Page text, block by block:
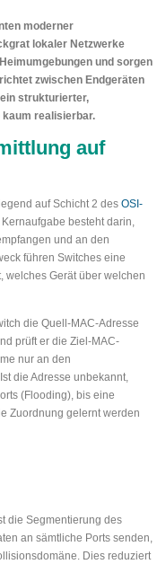
moderner
lokaler Netzwerke
und sorgen
zwischen Endgeräten
strukturierter,
realisierbar.
auf
auf Schicht 2 des OSI-
besteht darin,
und an den
führen Switches eine
welches Gerät über welchen
die Quell-MAC-Adresse
prüft er die Ziel-MAC-
nur an den
die Adresse unbekannt,
(Flooding), bis eine
Zuordnung gelernt werden
die Segmentierung des
an sämtliche Ports senden,
Dies reduziert